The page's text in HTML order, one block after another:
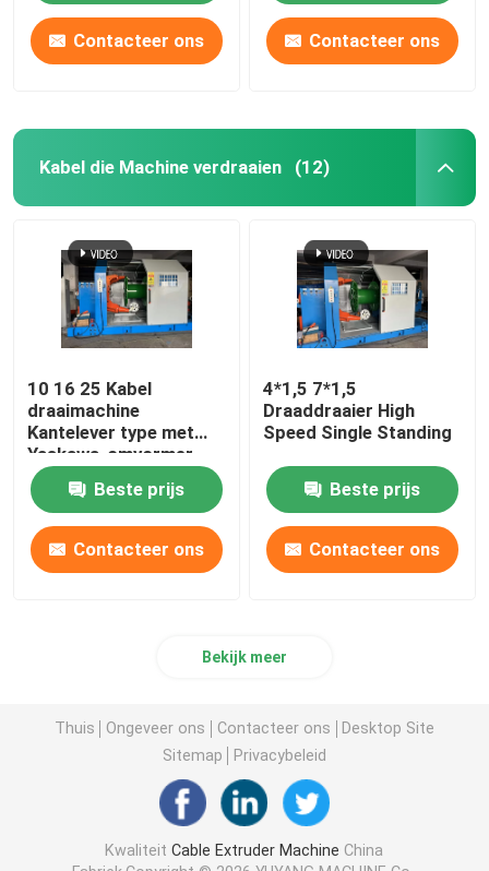
Contacteer ons Contacteer ons
Kabel die Machine verdraaien (12)
10 16 25 Kabel
draaimachine
Kantelever type met
Yaskawa-omvormer
Beste prijs
Contacteer ons
4*1,5 7*1,5
Draaddraaier High
Speed Single Standing
Beste prijs
Contacteer ons
Bekijk meer
Thuis Ongeveer ons Contacteer ons
Desktop Site
Sitemap
Privacybeleid
KwaliteitCable Extruder Machine China